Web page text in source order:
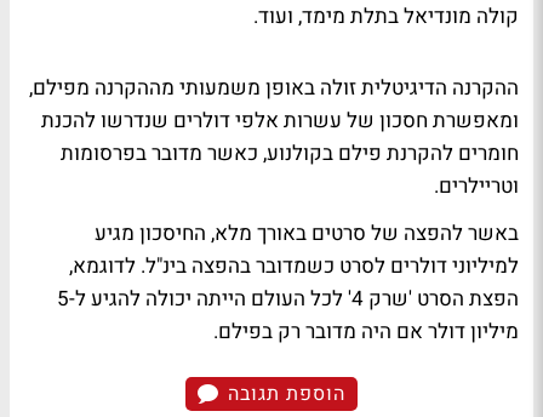
קולה מונדיאל בתלת מימד, ועוד.
ההקרנה הדיגיטלית זולה באופן משמעותי מההקרנה מפילם,
ומאפשרת חסכון של עשרות אלפי דולרים שנדרשו להכנת
חומרים להקרנת פילם בקולנוע, כאשר מדובר בפרסומות
וטריילרים.
באשר להפצה של סרטים באורך מלא, החיסכון מגיע
למיליוני דולרים לסרט כשמדובר בהפצה בינ"ל. לדוגמא,
הפצת הסרט 'שרק 4' לכל העולם הייתה יכולה להגיע ל-5
מיליון דולר אם היה מדובר רק בפילם.
הוספת תגובה